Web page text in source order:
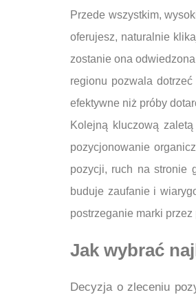
Przede wszystkim,
oferujesz, naturalnie
zostanie ona
regionu pozwala
efektywne niż próby
Kolejną kluczową
pozycjonowanie
pozycji, ruch na stronie
buduje zaufanie i
postrzeganie marki
Jak wybrać
Decyzja o zleceniu